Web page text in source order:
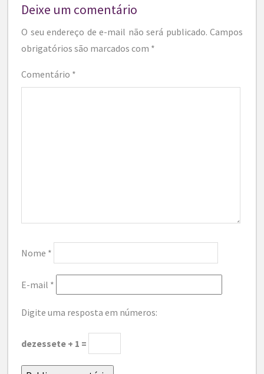
Deixe um comentário
O seu endereço de e-mail não será publicado. Campos
obrigatórios são marcados com *
Comentário *
Nome *
E-mail *
Digite uma resposta em números:
dezessete + 1 =